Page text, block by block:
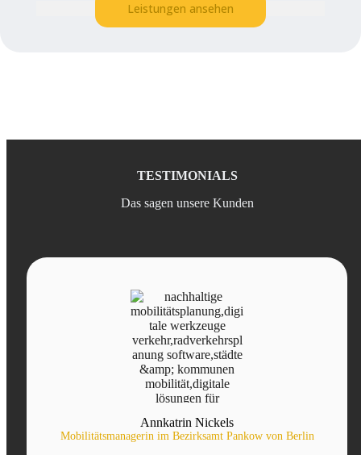
Leistungen ansehen
TESTIMONIALS
Das sagen unsere Kunden
Annkatrin Nickels
Mobilitätsmanagerin im Bezirksamt Pankow von Berlin
Slide 2 of 10